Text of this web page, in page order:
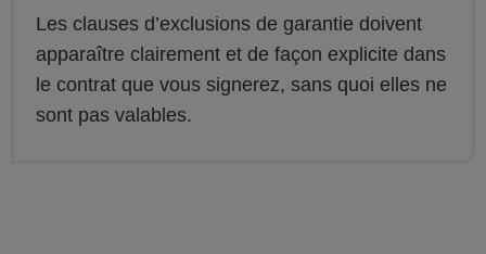
Les clauses d’exclusions de garantie doivent
apparaître clairement et de façon explicite dans
le contrat que vous signerez, sans quoi elles ne
sont pas valables.